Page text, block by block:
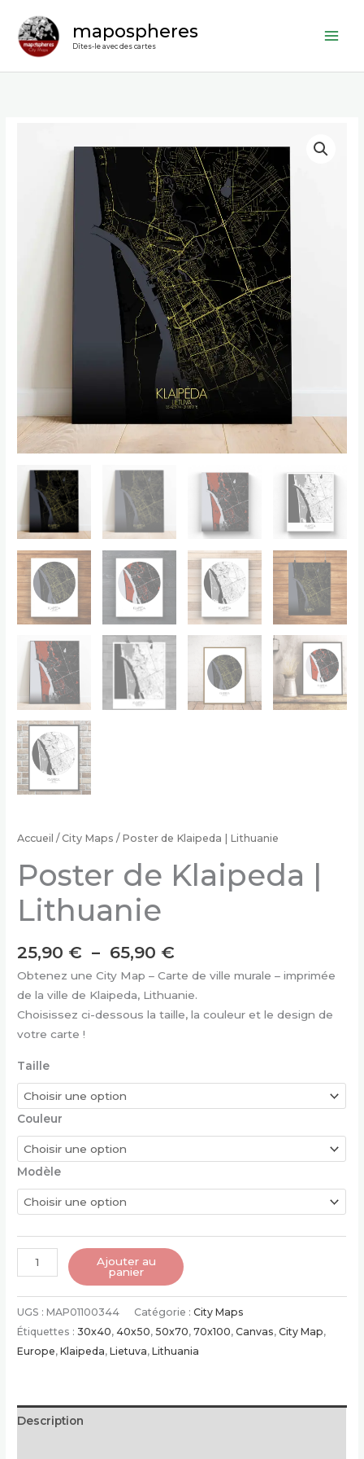
contenu
mapospheres
Dîtes-le avec des cartes
Accueil /City Maps / Poster de Klaipeda | Lithuanie
Poster de Klaipeda |
Lithuanie
25,90 € – 65,90 €
de
prix :
25,90 €
Obtenez une City Map – Carte de ville murale – imprimée
de la ville de Klaipeda, Lithuanie.
Choisissez ci-dessous la taille, la couleur et le design de
votre carte !
Taille
Couleur
Modèle
quantité
de
Poster
de
Klaipeda
|
Ajouter au
panier
UGS :MAP01100344 Catégorie :City Maps
Étiquettes :30x40,40x50,50x70,70x100,Canvas,City Map,
Europe,Klaipeda,Lietuva,Lithuania
Description